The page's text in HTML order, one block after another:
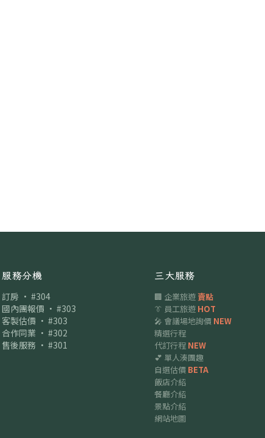
服務分機
訂房 · #304
國內團報價 · #303
客製估價 · #303
合作同業 · #302
售後服務 · #301
三大服務
🏢 企業旅遊賣點
👔 員工旅遊 HOT
🎤 會議場地詢價 NEW
精選行程
代訂行程 NEW
💕 單人湊團趣
自選估價 BETA
飯店介紹
餐廳介紹
景點介紹
網站地圖